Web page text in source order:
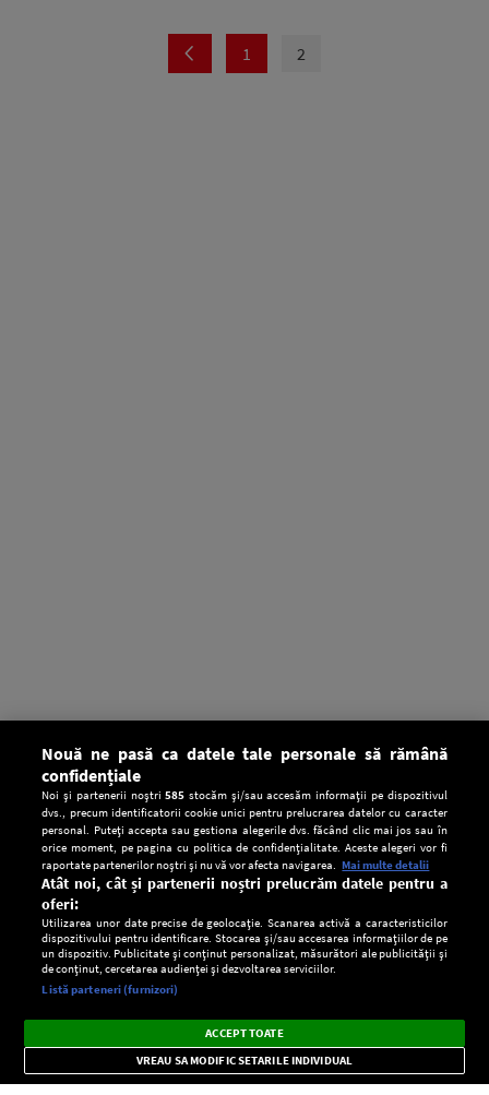
CONFIDENŢIALITATE
1 2
Setări:
Dark
Mode
Radio live, podcasturi, știri și alerte
importante.
×
Nouă ne pasă ca datele tale personale să rămână
confidențiale
Noi și partenerii noștri585 stocăm și/sau accesăm informații pe dispozitivul
dvs., precum identificatorii cookie unici pentru prelucrarea datelor cu caracter
personal. Puteți accepta sau gestiona alegerile dvs. făcând clic mai jos sau în
orice moment, pe pagina cu politica de confidențialitate. Aceste alegeri vor fi
raportate partenerilor noștri și nu vă vor afecta navigarea. Mai multe detalii
Atât noi, cât și partenerii noștri prelucrăm datele pentru a
oferi:
Utilizarea unor date precise de geolocație. Scanarea activă a caracteristicilor
dispozitivului pentru identificare. Stocarea și/sau accesarea informațiilor de pe
un dispozitiv. Publicitate și conținut personalizat, măsurători ale publicității și
de conținut, cercetarea audienței și dezvoltarea serviciilor.
Listă parteneri (furnizori)
ACCEPT TOATE
VREAU SA MODIFIC SETARILE INDIVIDUAL